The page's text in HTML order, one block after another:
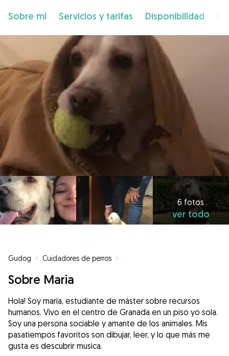
Sobre mí Servicios y tarifas Disponibilidad
6 fotos
ver todo
Gudog » Cuidadores de perros »
Sobre Maria
Hola! Soy maría, estudiante de máster sobre recursos
humanos. Vivo en el centro de Granada en un piso yo sola.
Soy una persona sociable y amante de los animales. Mis
pasatiempos favoritos son dibujar, leer, y lo que más me
gusta es descubrir musica.